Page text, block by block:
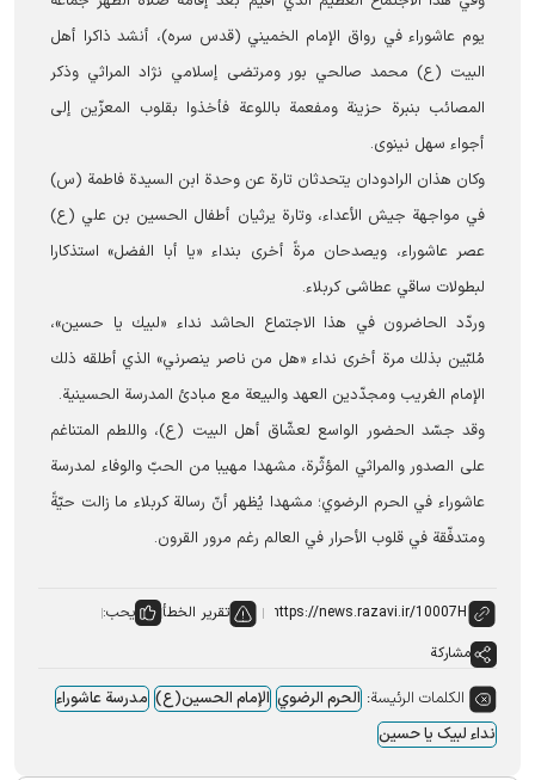
يوم عاشوراء في رواق الإمام الخميني (قدس سره)، أنشد ذاكرا أهل
البيت (ع) محمد صالحي‌ بور ومرتضى إسلامي ‌نژاد المراثي وذكر
المصائب بنبرة حزينة ومفعمة باللوعة فأخذوا بقلوب المعزّين إلى
أجواء سهل نينوى.
وكان هذان الرادودان یتحدثان تارة عن وحدة ابن السیدة فاطمة (س)
في مواجهة جيش الأعداء، وتارة يرثيان أطفال الحسين بن علي (ع)
عصر عاشوراء، ويصدحان مرةً أخرى بنداء «يا أبا الفضل» استذكارا
لبطولات ساقي عطاشى كربلاء.
وردّد الحاضرون في هذا الاجتماع الحاشد نداء «لبيك يا حسين»،
مُلبّين بذلك مرة أخرى نداء «هل من ناصر ينصرني» الذي أطلقه ذلك
الإمام الغريب ومجدّدين العهد والبيعة مع مبادئ المدرسة الحسينية.
وقد جسّد الحضور الواسع لعشّاق أهل البيت (ع)، واللطم المتناغم
على الصدور والمراثي المؤثّرة، مشهدا مهيبا من الحبّ والوفاء لمدرسة
عاشوراء في الحرم الرضوي؛ مشهدا يُظهر أنّ رسالة كربلاء ما زالت حيّةً
ومتدفّقة في قلوب الأحرار في العالم رغم مرور القرون.
تقرير الخطأ
يحب:
مشاركة
الكلمات الرئيسة: الحرم الرضوي الإمام الحسین(ع) مدرسة عاشوراء
نداء لبیک یا حسین